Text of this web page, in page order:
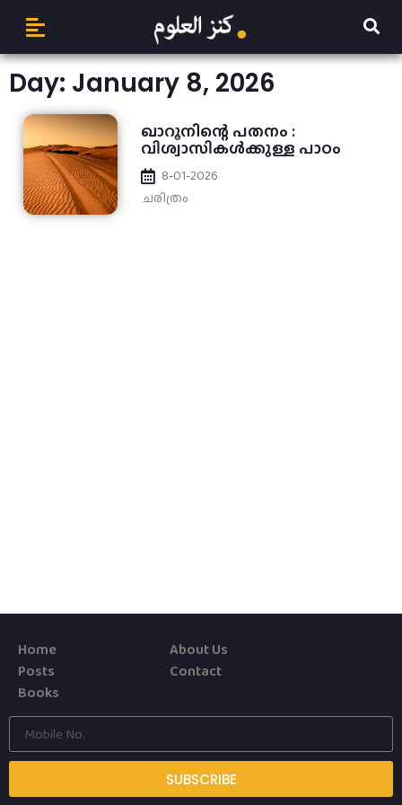
Day: January 8, 2026
ഖാറൂനിന്റെ പതനം :
വിശ്വാസികള്‍ക്കുള്ള പാഠം
8-01-2026
ചരിത്രം
Home
Posts
Books
About Us
Contact
SUBSCRIBE